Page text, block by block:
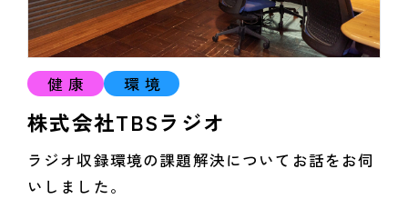
健康 環境
株式会社TBSラジオ
ラジオ収録環境の課題解決についてお話をお伺
いしました。